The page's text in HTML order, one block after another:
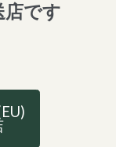
店です